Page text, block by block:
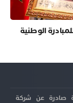
الوطنية
صادرة عن شركة